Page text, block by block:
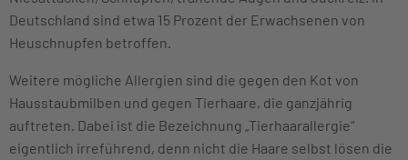
Deutschland sind etwa 15 Prozent der Erwachsenen von
Heuschnupfen betroffen.
Weitere mögliche Allergien sind die gegen den Kot von
Hausstaubmilben und gegen Tierhaare, die ganzjährig
auftreten. Dabei ist die Bezeichnung „Tierhaarallergie“
eigentlich irreführend, denn nicht die Haare selbst lösen die